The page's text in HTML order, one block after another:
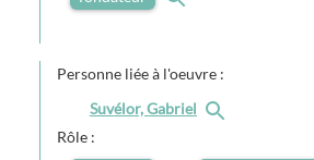
Personne liée à l'oeuvre :
Suvélor, Gabriel
Rôle :